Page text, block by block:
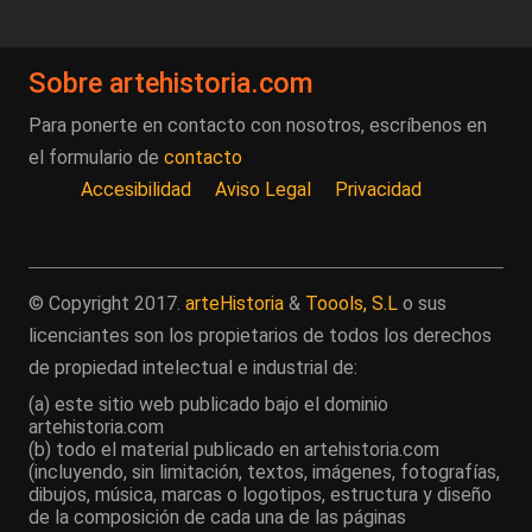
Sobre artehistoria.com
Para ponerte en contacto con nosotros, escríbenos en
el formulario de contacto
Accesibilidad
Aviso Legal Privacidad
© Copyright 2017. arteHistoria & Toools, S.L o sus
licenciantes son los propietarios de todos los derechos
de propiedad intelectual e industrial de:
(a) este sitio web publicado bajo el dominio
artehistoria.com
(b) todo el material publicado en artehistoria.com
(incluyendo, sin limitación, textos, imágenes, fotografías,
dibujos, música, marcas o logotipos, estructura y diseño
de la composición de cada una de las páginas